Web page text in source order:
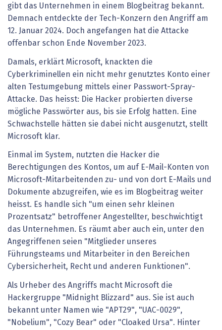
gibt das Unternehmen in einem Blogbeitrag bekannt.
Demnach entdeckte der Tech-Konzern den Angriff am
12. Januar 2024. Doch angefangen hat die Attacke
offenbar schon Ende November 2023.
Damals, erklärt Microsoft, knackten die
Cyberkriminellen ein nicht mehr genutztes Konto einer
alten Testumgebung mittels einer Passwort-Spray-
Attacke. Das heisst: Die Hacker probierten diverse
mögliche Passwörter aus, bis sie Erfolg hatten. Eine
Schwachstelle hätten sie dabei nicht ausgenutzt, stellt
Microsoft klar.
Einmal im System, nutzten die Hacker die
Berechtigungen des Kontos, um auf E-Mail-Konten von
Microsoft-Mitarbeitenden zu- und von dort E-Mails und
Dokumente abzugreifen, wie es im Blogbeitrag weiter
heisst. Es handle sich "um einen sehr kleinen
Prozentsatz" betroffener Angestellter, beschwichtigt
das Unternehmen. Es räumt aber auch ein, unter den
Angegriffenen seien "Mitglieder unseres
Führungsteams und Mitarbeiter in den Bereichen
Cybersicherheit, Recht und anderen Funktionen".
Als Urheber des Angriffs macht Microsoft die
Hackergruppe "Midnight Blizzard" aus. Sie ist auch
bekannt unter Namen wie "APT29", "UAC-0029",
"Nobelium", "Cozy Bear" oder "Cloaked Ursa". Hinter